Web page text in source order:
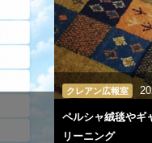
クレアン広報室
ペルシャ絨毯やギ
リーニング